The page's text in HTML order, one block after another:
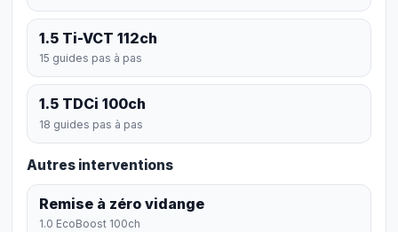
1.5 Ti-VCT 112ch
15 guides pas à pas
1.5 TDCi 100ch
18 guides pas à pas
Autres interventions
Remise à zéro vidange
1.0 EcoBoost 100ch